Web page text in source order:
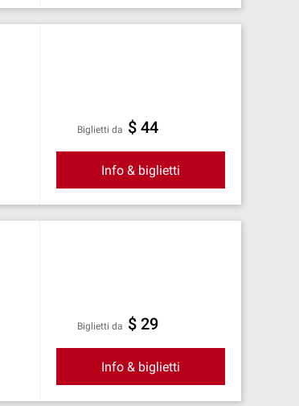
Biglietti da $ 44
Info & biglietti
Biglietti da $ 29
Info & biglietti